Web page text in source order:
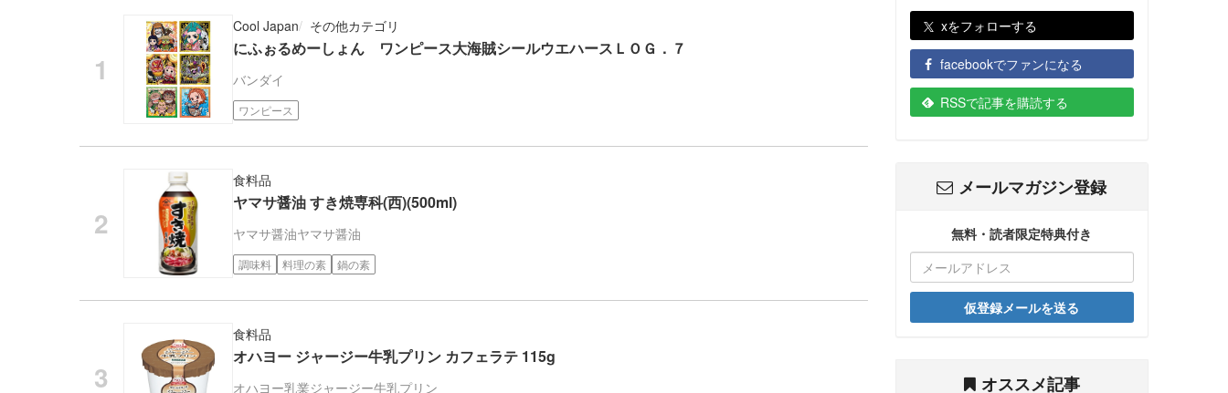
Cool Japan その他カテゴリ
にふぉるめーしょん ワンピース大海賊シールウエハースＬＯＧ．７
バンダイ
ワンピース
食料品
ヤマサ醤油 すき焼専科(西)(500ml)
ヤマサ醤油ヤマサ醤油
調味料 料理の素 鍋の素
食料品
オハヨー ジャージー牛乳プリン カフェラテ 115g
オハヨー乳業ジャージー牛乳プリン
xをフォローする
facebookでファンになる
RSSで記事を購読する
メールマガジン登録
無料・読者限定特典付き
仮登録メールを送る
オススメ記事